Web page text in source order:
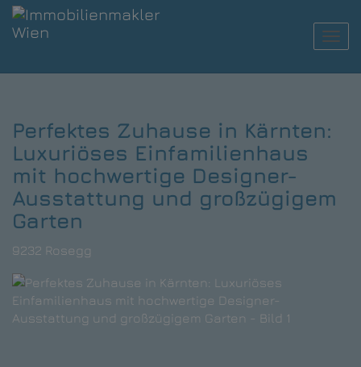
Perfektes Zuhause in Kärnten:
Luxuriöses Einfamilienhaus
mit hochwertige Designer-
Ausstattung und großzügigem
Garten
9232 Rosegg